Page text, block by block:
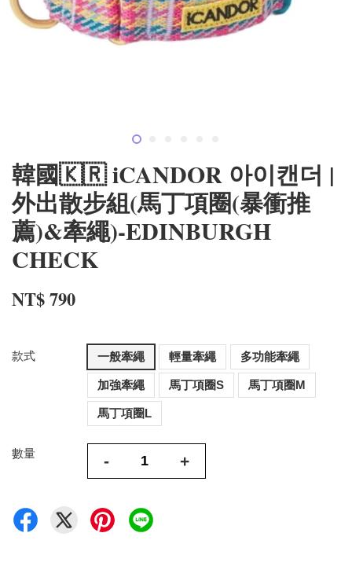
韓國🇰🇷 iCANDOR 아이캔더 |
外出散步組(馬丁項圈(暴衝推
薦)&牽繩)-EDINBURGH
CHECK
NT$ 790
款式 一般牽繩 輕量牽繩 多功能牽繩
加強牽繩 馬丁項圈S 馬丁項圈M
馬丁項圈L
數量 - +